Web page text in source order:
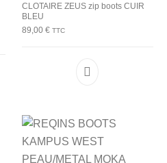
variations. Les options
CLOTAIRE ZEUS zip boots CUIR
BLEU
89,00 € TTC
Ce produit a